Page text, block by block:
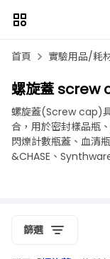
首頁 實驗用品/耗
螺旋蓋 screw
螺旋蓋(Screw cap)
合，用於密封樣品瓶
閃爍計數瓶蓋、血清
&CHASE、
篩選